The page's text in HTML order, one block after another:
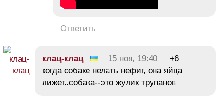
Ответить
клац-клац 15 ноя, 19:40
+6
когда собаке нелать нефиг, она яйца
лижет..собака--это жулик трупанов